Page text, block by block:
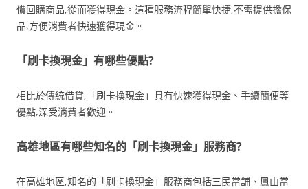
價回購商品,從而獲得現金。這種服務流程簡單快捷,不需提供擔保
品,方便消費者快速獲得現金。
「刷卡換現金」有哪些優點?
相比於傳統借貸,「刷卡換現金」具有快速獲得現金、手續簡便等
優點,深受消費者歡迎。
高雄地區有哪些知名的「刷卡換現金」服務商?
在高雄地區,知名的「刷卡換現金」服務商包括三民當舖、鳳山當